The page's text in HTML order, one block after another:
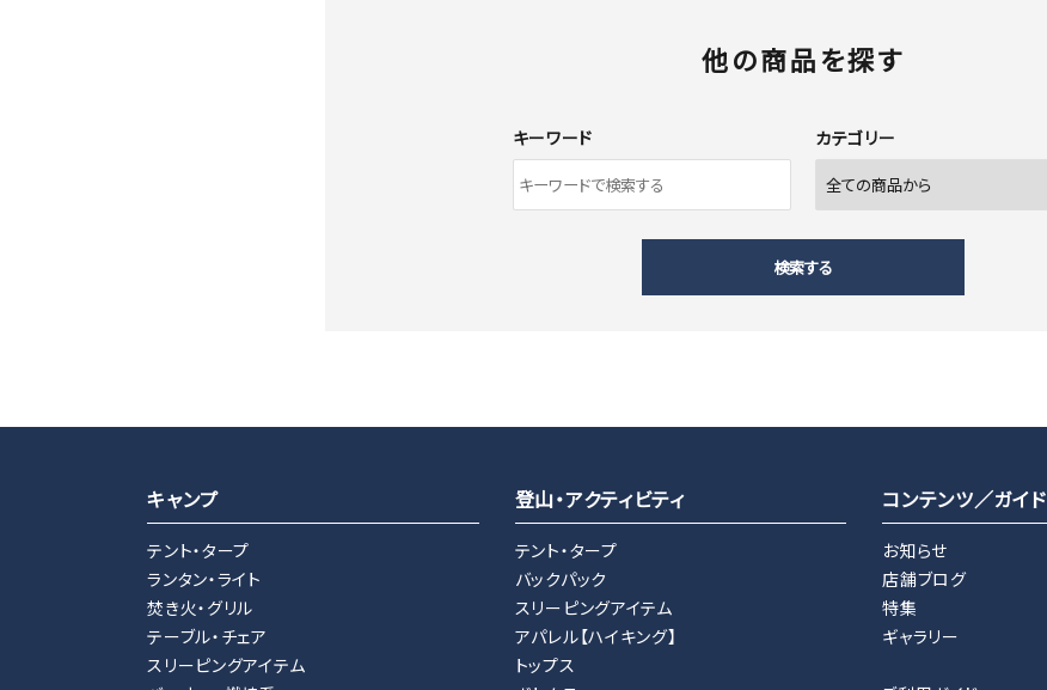
他の商品を探す
キーワード カテゴリー
検索する
カテゴリー
キャンプ
テント・タープ
ランタン・ライト
焚き火・グリル
テーブル・チェア
スリーピングアイテム
登山・アクティビティ
テント・タープ
バックパック
スリーピングアイテム
アパレル【ハイキング】
トップス
コンテンツ／ガイド
お知らせ
店舗ブログ
特集
ギャラリー